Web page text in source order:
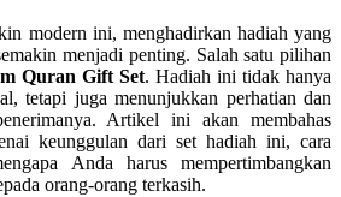
modern ini, menghadirkan hadiah yang
menjadi penting. Salah satu pilihan
Quran Gift Set. Hadiah ini tidak hanya
tetapi juga menunjukkan perhatian dan
Artikel ini akan membahas
keunggulan dari set hadiah ini, cara
Anda harus mempertimbangkan
orang-orang terkasih.